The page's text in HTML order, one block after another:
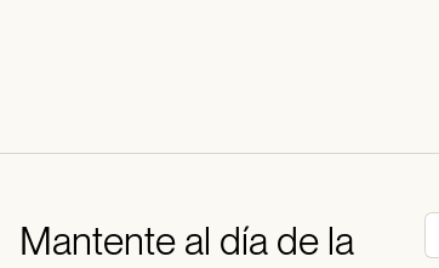
Mantente al día de la